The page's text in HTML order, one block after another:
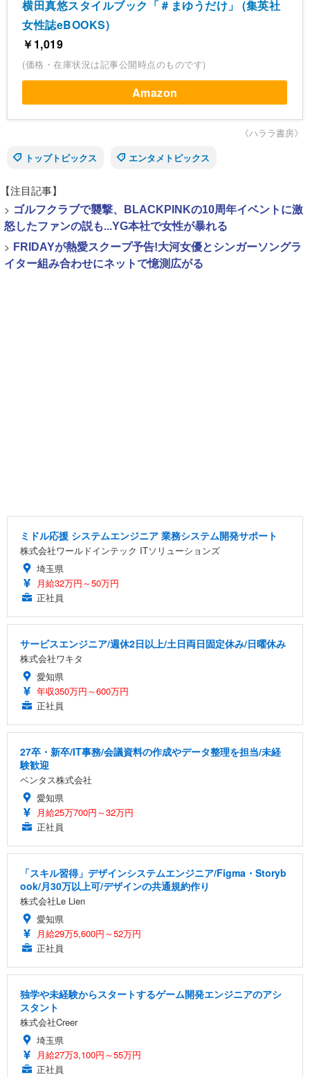
横田真悠スタイルブック「＃まゆうだけ」 (集英社
女性誌eBOOKS)
￥1,019
(価格・在庫状況は記事公開時点のものです)
Amazon
《ハララ書房》
トップトピックス
エンタメトピックス
【注目記事】
> ゴルフクラブで襲撃、BLACKPINKの10周年イベントに激
怒したファンの説も...YG本社で女性が暴れる
> FRIDAYが熱愛スクープ予告!大河女優とシンガーソングラ
イター組み合わせにネットで憶測広がる
ミドル応援 システムエンジニア 業務システム開発サポート
株式会社ワールドインテック ITソリューションズ
埼玉県
月給32万円～50万円
正社員
サービスエンジニア/週休2日以上/土日両日固定休み/日曜休み
株式会社ワキタ
愛知県
年収350万円～600万円
正社員
27卒・新卒/IT事務/会議資料の作成やデータ整理を担当/未経
験歓迎
ベンタス株式会社
愛知県
月給25万700円～32万円
正社員
「スキル習得」デザインシステムエンジニア/Figma・Storyb
ook/月30万以上可/デザインの共通規約作り
株式会社Le Lien
愛知県
月給29万5,600円～52万円
正社員
独学や未経験からスタートするゲーム開発エンジニアのアシ
スタント
株式会社Creer
埼玉県
月給27万3,100円～55万円
正社員